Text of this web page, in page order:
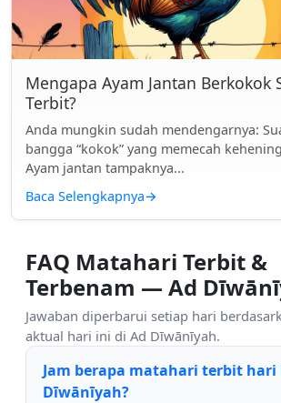
Mengapa Ayam Jantan Berkokok
Terbit?
Anda mungkin sudah mendengarnya:
bangga “kokok” yang memecah
Ayam jantan tampaknya...
Baca Selengkapnya→
FAQ Matahari Terbit &
Terbenam — Ad
Jawaban diperbarui setiap hari
aktual hari ini di Ad Dīwānīyah.
Jam berapa matahari terbit hari
Dīwānīyah?